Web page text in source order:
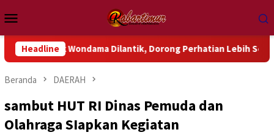
ke
kontenMobile
Headline
Wondama Dilantik, Dorong Perhatian Lebih Serius
Beranda DAERAH
sambut HUT RI Dinas Pemuda dan
Olahraga SIapkan Kegiatan